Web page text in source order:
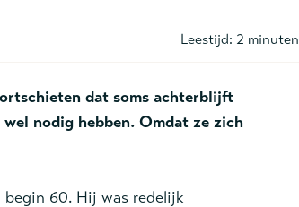
Leestijd: 2 minuten
dat soms achterblijft
nodig hebben. Omdat ze zich
begin 60. Hij was redelijk